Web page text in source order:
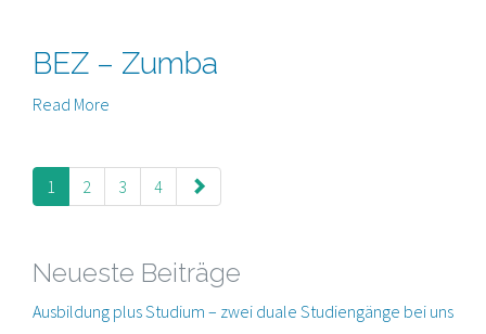
BEZ – Zumba
Read More
paging-
navigation
1 2 3 4
Neueste Beiträge
Ausbildung plus Studium – zwei duale Studiengänge bei uns